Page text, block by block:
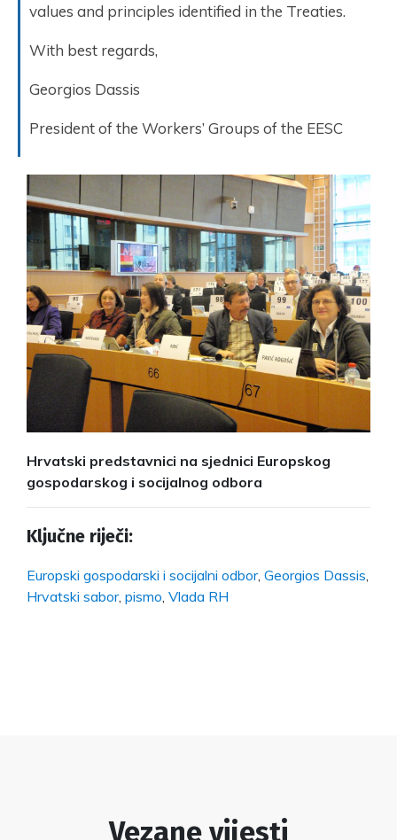
values and principles identified in the Treaties.
With best regards,
Georgios Dassis
President of the Workers’ Groups of the EESC
Hrvatski predstavnici na sjednici Europskog
gospodarskog i socijalnog odbora
Ključne riječi:
Europski gospodarski i socijalni odbor, Georgios Dassis
Hrvatski sabor, pismo Vlada RH
Vezane vijesti